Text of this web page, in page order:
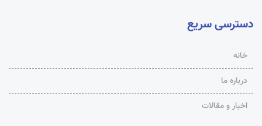
دسترسی سریع
خانه
درباره ما
اخبار و مقالات